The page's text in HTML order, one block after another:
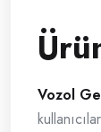
Vozol